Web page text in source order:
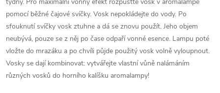
pomocí běžné čajové svíčky. Vosk nepokládejte do vody. Po
sfouknutí svíčky vosk ztuhne a dá se znovu použít. Jeho objem
neubývá, pouze se z něj po čase odpaří vonné esence. Lampu poté
vložte do mrazáku a po chvíli půjde použitý vosk volně vyloupnout.
Vosky se dají kombinovat: vytvářejte vlastní vůně nalámáním
různých vosků do horního kalíšku aromalampy!